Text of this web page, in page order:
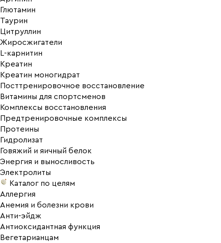
Глютамин
Таурин
Цитруллин
Жиросжигатели
L-карнитин
Креатин
Креатин моногидрат
Посттренировочное восстановление
Витамины для спортсменов
Комплексы восстановления
Предтренировочные комплексы
Протеины
Гидролизат
Говяжий и яичный белок
Энергия и выносливость
Электролиты
Каталог по целям
Аллергия
Анемия и болезни крови
Анти-эйдж
Антиоксидантная функция
Вегетарианцам